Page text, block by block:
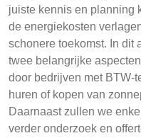
juiste kennis en planning
de energiekosten
schonere toekomst. In dit
twee belangrijke
door bedrijven met BTW-
huren of kopen van
Daarnaast zullen we
verder onderzoek en